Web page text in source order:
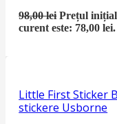
98,00lei Prețul inițial
curent este: 78,00 lei.
Little First Sticker
stickere Usborne